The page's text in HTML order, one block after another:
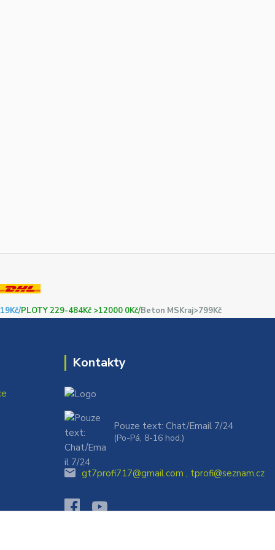
PLOTY 229-484Kč >12000 0Kč/Beton MSKraj>799Kč
Kontakty
Pouze text: Chat/Email 7/24
(Po-Pá, 8-16 hod.)
gt7profi717@gmail.com , tprofi@seznam.cz